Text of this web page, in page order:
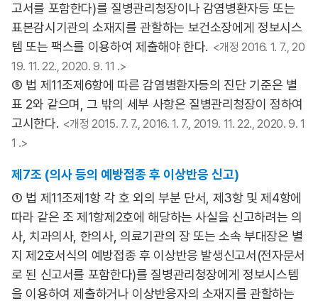
고서를 포함한다)를 질병관리청장이나 감염병환자등 또는
표본감시기관의 소재지를 관할하는 보건소장에게 정보시스
템 또는 팩스를 이용하여 제출해야 한다. <개정 2016. 1. 7., 20
19. 11. 22., 2020. 9. 11 .>
⑤ 법 제11조제6항에 따른 감염병환자등의 진단 기준은 별
표 2와 같으며, 그 밖의 세부 사항은 질병관리청장이 정하여
고시한다. <개정 2015. 7. 7., 2016. 1. 7., 2019. 11. 22., 2020. 9. 1
1 .>
제7조 (의사 등의 예방접종 후 이상반응 신고)
① 법 제11조제1항 각 호 외의 부분 단서, 제3항 및 제4항에
따라 같은 조 제1항제2호에 해당하는 사실을 신고하려는 의
사, 치과의사, 한의사, 의료기관의 장 또는 소속 부대장은 별
지 제2호서식의 예방접종 후 이상반응 발생신고서(전자문서
로 된 신고서를 포함한다)를 질병관리청장에게 정보시스템
을 이용하여 제출하거나 이상반응자의 소재지를 관할하는